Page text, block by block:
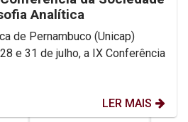
Analítica
de Pernambuco (Unicap)
e 31 de julho, a IX Conferência
LER MAIS